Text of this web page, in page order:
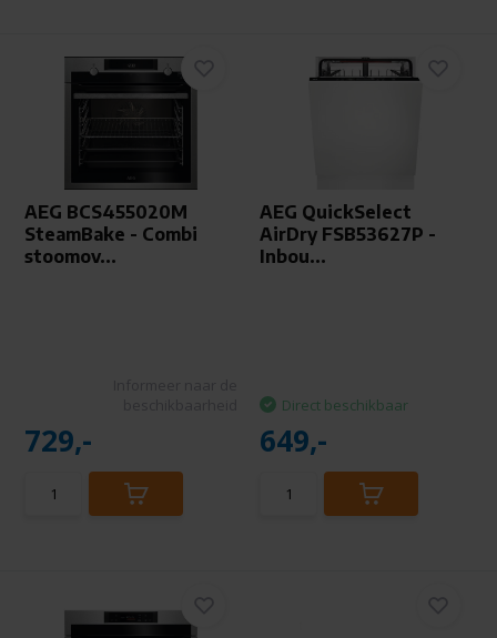
AEG BCS455020M
SteamBake - Combi
stoomov...
729,-
AEG QuickSelect
AirDry FSB53627P -
Inbou...
Direct beschikbaar
649,-